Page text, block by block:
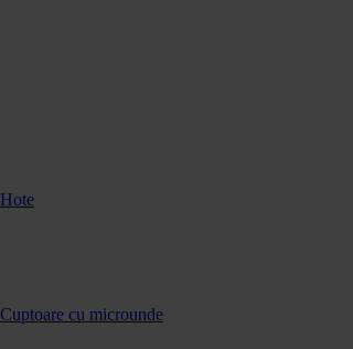
Hote
Cuptoare cu microunde